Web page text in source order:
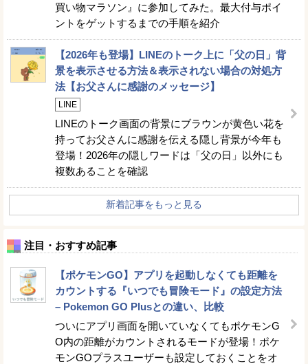
買い物マラソン』に参加してみた。最大付与ポイ
ントをゲットするまでの手順を紹介
【2026年も登場】LINEのトーク上に「父の日」背
景を表示させる方法＆表示されない場合の対処方
法【お父さんに感謝のメッセージ】
LINE
LINEのトーク画面の背景にブラウンが黄色い花を
持ってお父さんに感謝を伝える隠し背景が今年も
登場！2026年の隠しワードは「父の日」以外にも
複数あることを確認
新着記事をもっと見る
注目・おすすめ記事
【ポケモンGO】アプリを起動しなくても距離を
カウントする『いつでも冒険モード』の設定方法
– Pokemon GO Plusとの違い、比較
ついにアプリ画面を開いていなくてもポケモンG
O内の距離がカウントされるモードが登場！ポケ
モンGOプラスユーザーも設定しておくことをオ